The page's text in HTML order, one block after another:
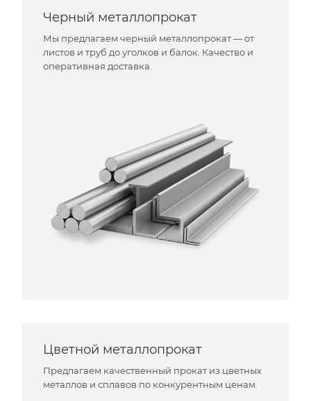
Черный металлопрокат
Мы предлагаем черный металлопрокат — от
листов и труб до уголков и балок. Качество и
оперативная доставка.
Цветной металлопрокат
Предлагаем качественный прокат из цветных
металлов и сплавов по конкурентным ценам.